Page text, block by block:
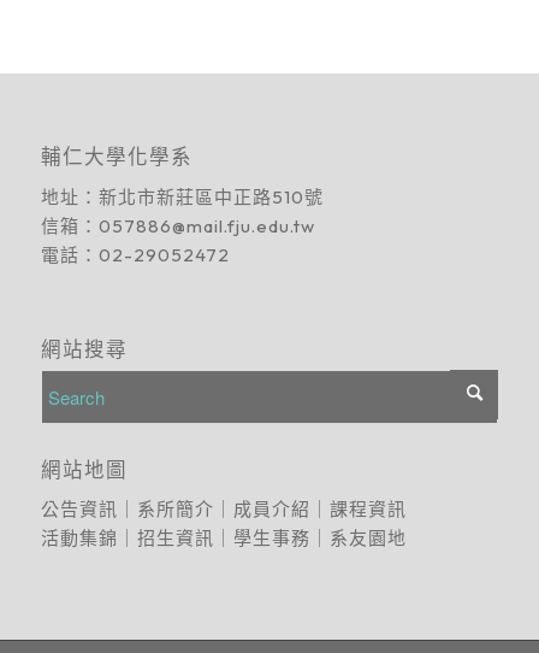
輔仁大學化學系
地址： 新北市新莊區中正路510號
信箱： 057886@mail.fju.edu.tw
電話： 02-29052472
網站搜尋
網站地圖
公告資訊 系所簡介 成員介紹
課程資訊
活動集錦
招生資訊 學生事務 系友園地